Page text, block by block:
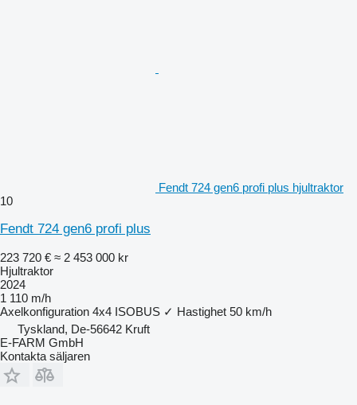
Fendt 724 gen6 profi plus hjultraktor
10
Fendt 724 gen6 profi plus
223 720 € ≈ 2 453 000 kr
Hjultraktor
2024
1 110 m/h
Axelkonfiguration 4x4 ISOBUS ✓ Hastighet 50 km/h
Tyskland, De-56642 Kruft
E-FARM GmbH
Kontakta säljaren